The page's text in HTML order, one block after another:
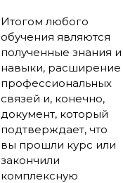
Итогом любого
обучения являются
полученные знания и
навыки, расширение
профессиональных
связей и, конечно,
документ, который
подтверждает, что
вы прошли курс или
закончили
комплексную